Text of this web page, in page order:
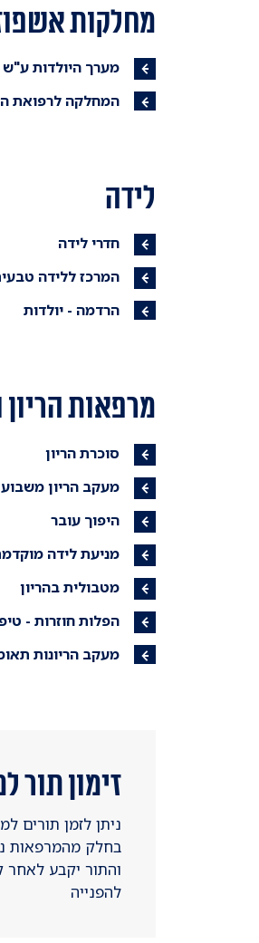
מחלקות
מערך היולדות ע"ש
המחלקה לרפואת
לידה
חדרי לידה
המרכז ללידה
הרדמה - יולדות
מרפאות הריון
סוכרת הריון
מעקב הריון משבוע 39 (מיון)
היפוך עובר
מניעת לידה
מטבולית בהריון
הפלות חוזרות -
מעקב הריונות
זימון תור
ניתן לזמן תורים
בחלק מהמרפאות
והתור יקבע לאחר
להפנייה